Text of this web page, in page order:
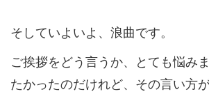
そしていよいよ、浪曲です。
ご挨拶をどう言うか、とても悩み
たかったのだけれど、その言い方